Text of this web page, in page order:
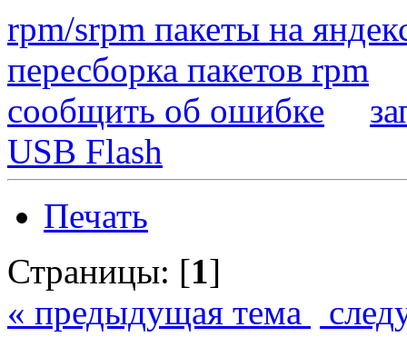
rpm/srpm пакеты на
пересборка пакетов rpm
сообщить об ошибке
USB Flash
Печать
Страницы: [1]
« предыдущая тема